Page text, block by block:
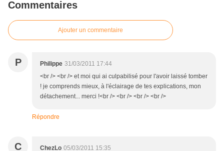
Commentaires
Ajouter un commentaire
P Philippe 31/03/2011 17:44
<br /> <br /> et moi qui ai culpabilisé pour l'avoir laissé tomber
! je comprends mieux, à l'éclairage de tes explications, mon
détachement... merci !<br /> <br /> <br /> <br />
Répondre
C ChezLo 05/03/2011 15:35